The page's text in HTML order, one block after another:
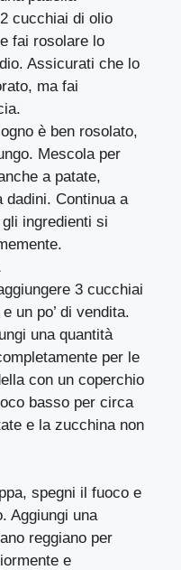
cucchiai di olio
fai rosolare lo
Assicurati che lo
ma fai
è ben rosolato,
Mescola per
a patate,
dadini. Continua a
ingredienti si
3 cucchiai
un po’ di vendita.
una quantità
per le
con un coperchio
basso per circa
e la zucchina non
spegni il fuoco e
Aggiungi una
reggiano per
e